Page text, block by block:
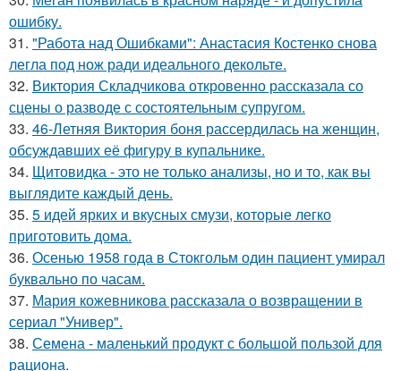
ошибку.
31. "Работа над Ошибками": Анастасия Костенко снова
легла под нож ради идеального декольте.
32. Виктория Складчикова откровенно рассказала со
сцены о разводе с состоятельным супругом.
33. 46-Летняя Виктория боня рассердилась на женщин,
обсуждавших её фигуру в купальнике.
34. Щитовидка - это не только анализы, но и то, как вы
выглядите каждый день.
35. 5 идей ярких и вкусных смузи, которые легко
приготовить дома.
36. Осенью 1958 года в Стокгольм один пациент умирал
буквально по часам.
37. Мария кожевникова рассказала о возвращении в
сериал "Универ".
38. Семена - маленький продукт с большой пользой для
рациона.